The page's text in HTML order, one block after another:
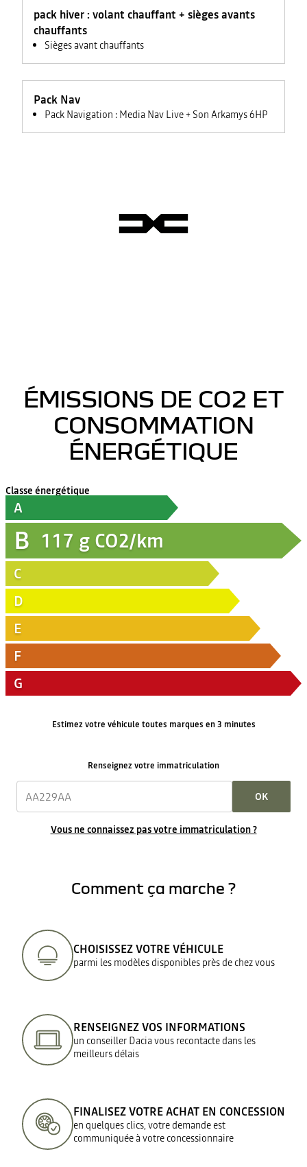
pack hiver : volant chauffant + sièges avants
chauffants
Sièges avant chauffants
rétroviseurs
Pack Nav
Pack Navigation : Media Nav Live + Son Arkamys 6HP
ÉMISSIONS DE CO2 ET
CONSOMMATION
ÉNERGÉTIQUE
Classe énergétique
A
B 117 g CO2/km
C
D
E
F
G
Estimez votre véhicule toutes marques en 3 minutes
Renseignez votre immatriculation
OK
Vous ne connaissez pas votre immatriculation ?
Comment ça marche ?
CHOISISSEZ VOTRE VÉHICULE
parmi les modèles disponibles près de chez vous
RENSEIGNEZ VOS INFORMATIONS
un conseiller Dacia vous recontacte dans les
meilleurs délais
FINALISEZ VOTRE ACHAT EN CONCESSION
en quelques clics, votre demande est
communiquée à votre concessionnaire